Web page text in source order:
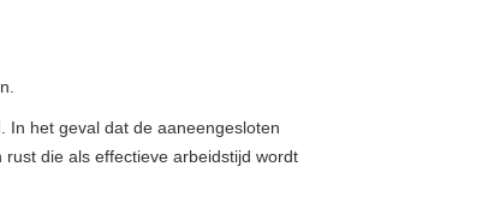
In het geval dat de aaneengesloten
die als effectieve arbeidstijd wordt